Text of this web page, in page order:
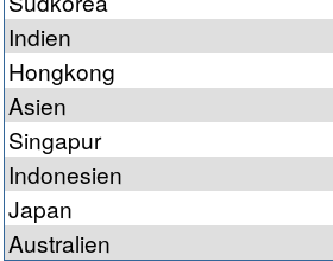
Indien
Hongkong
Asien
Singapur
Indonesien
Japan
Australien